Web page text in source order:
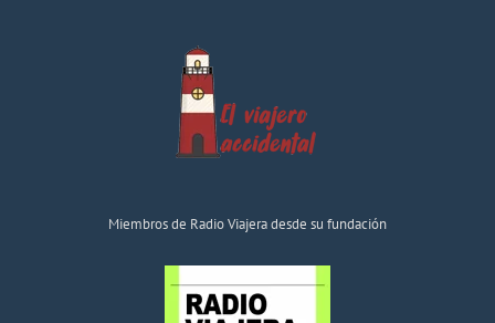
Miembros de Radio Viajera desde su fundación